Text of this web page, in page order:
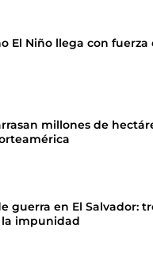
El Niño llega con
millones de
guerra en El Salvador:
impunidad